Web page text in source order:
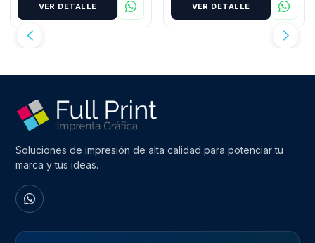
VER DETALLE VER DETALLE
Soluciones de impresión de alta calidad para potenciar tu
marca y tus ideas.